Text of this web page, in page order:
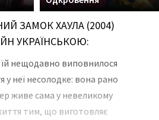
ЗАМОК ХАУЛА (2004)
УКРАЇНСЬКОЮ:
нещодавно виповнилося
у неї несолодке: вона рано
живе сама у невеликому
тим, що виготовляє